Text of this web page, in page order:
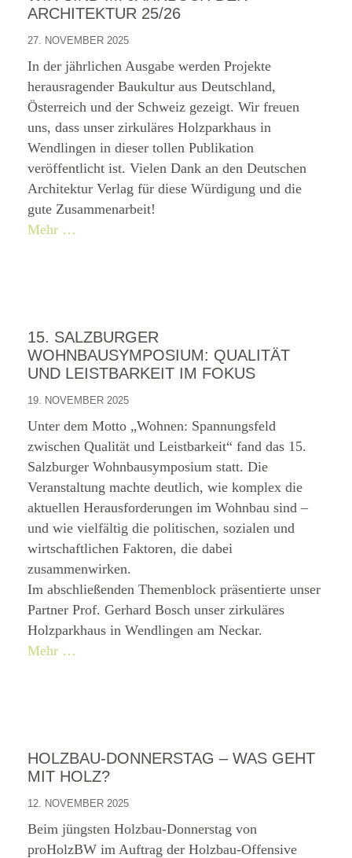
ARCHITEKTUR 25/26
27. NOVEMBER 2025
In der jährlichen Ausgabe werden Projekte
herausragender Baukultur aus Deutschland,
Österreich und der Schweiz gezeigt. Wir freuen
uns, dass unser zirkuläres Holzparkhaus in
Wendlingen in dieser tollen Publikation
veröffentlicht ist. Vielen Dank an den Deutschen
Architektur Verlag für diese Würdigung und die
gute Zusammenarbeit!
Mehr …
15. SALZBURGER
WOHNBAUSYMPOSIUM: QUALITÄT
UND LEISTBARKEIT IM FOKUS
19. NOVEMBER 2025
Unter dem Motto „Wohnen: Spannungsfeld
zwischen Qualität und Leistbarkeit“ fand das 15.
Salzburger Wohnbausymposium statt. Die
Veranstaltung machte deutlich, wie komplex die
aktuellen Herausforderungen im Wohnbau sind –
und wie vielfältig die politischen, sozialen und
wirtschaftlichen Faktoren, die dabei
zusammenwirken.
Im abschließenden Themenblock präsentierte unser
Partner Prof. Gerhard Bosch unser zirkuläres
Holzparkhaus in Wendlingen am Neckar.
Mehr …
HOLZBAU-DONNERSTAG – WAS GEHT
MIT HOLZ?
12. NOVEMBER 2025
Beim jüngsten Holzbau-Donnerstag von
proHolzBW im Auftrag der Holzbau-Offensive